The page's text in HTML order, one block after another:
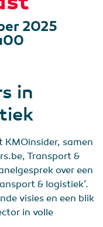
2025
in
KMOinsider, samen
Transport &
over een
& logistiek’.
visies en een blik
in volle